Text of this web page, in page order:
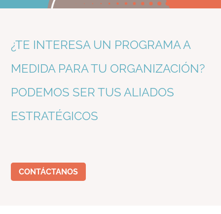
¿TE INTERESA UN PROGRAMA A
MEDIDA PARA TU ORGANIZACIÓN?
PODEMOS SER TUS ALIADOS
ESTRATÉGICOS
CONTÁCTANOS